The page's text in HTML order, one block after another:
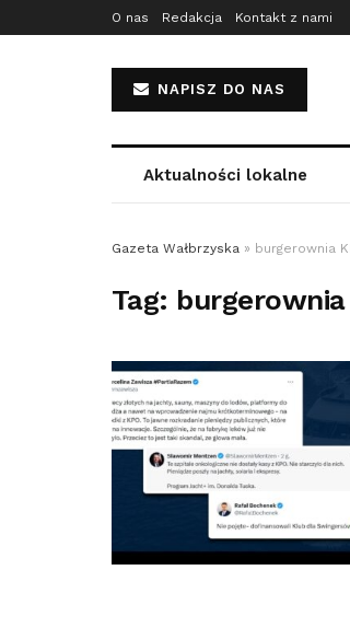
O nas Redakcja Kontakt z nami
NAPISZ DO NAS
Aktualności lokalne
Gazeta Wałbrzyska » burgerownia
Tag: burgerownia